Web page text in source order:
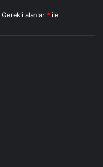
Gerekli alanlar * ile